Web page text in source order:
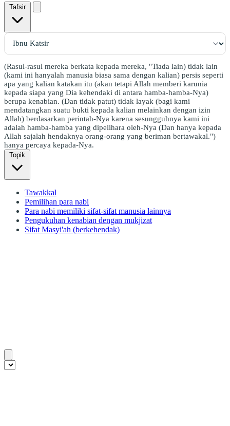
Tafsir
(Rasul-rasul mereka berkata kepada mereka, "Tiada lain) tidak lain
(kami ini hanyalah manusia biasa sama dengan kalian) persis seperti
apa yang kalian katakan itu (akan tetapi Allah memberi karunia
kepada siapa yang Dia kehendaki di antara hamba-hamba-Nya)
berupa kenabian. (Dan tidak patut) tidak layak (bagi kami
mendatangkan suatu bukti kepada kalian melainkan dengan izin
Allah) berdasarkan perintah-Nya karena sesungguhnya kami ini
adalah hamba-hamba yang dipelihara oleh-Nya (Dan hanya kepada
Allah sajalah hendaknya orang-orang yang beriman bertawakal.")
hanya percaya kepada-Nya.
Topik
Tawakkal
Pemilihan para nabi
Para nabi memiliki sifat-sifat manusia lainnya
Pengukuhan kenabian dengan mukjizat
Sifat Masyi'ah (berkehendak)